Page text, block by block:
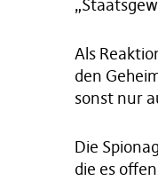
Als
den
sonst nur
Die
die es